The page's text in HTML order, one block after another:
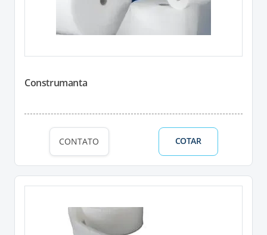
Construmanta
CONTATO COTAR